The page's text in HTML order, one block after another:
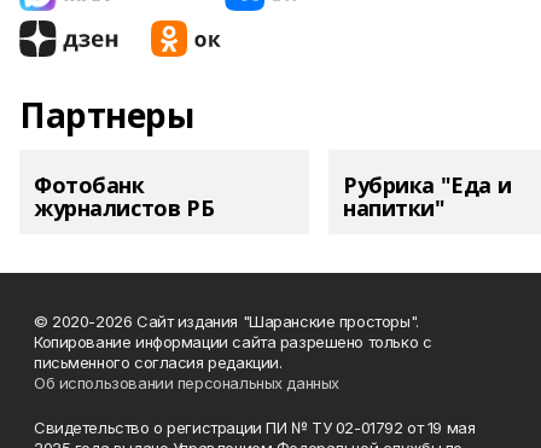
Партнеры
Фотобанк
журналистов РБ
Рубрика "Еда и
напитки"
© 2020-2026 Сайт издания "Шаранские просторы".
Копирование информации сайта разрешено только с
письменного согласия редакции.
Об использовании персональных данных
Свидетельство о регистрации ПИ № ТУ 02-01792 от 19 мая